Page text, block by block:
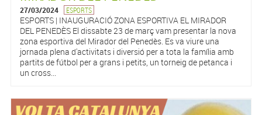
27/03/2024 ESPORTS
ESPORTS | INAUGURACIÓ ZONA ESPORTIVA EL MIRADOR
DEL PENEDÈS El dissabte 23 de març vam presentar la nova
zona esportiva del Mirador del Penedès. Es va viure una
jornada plena d'activitats i diversió per a tota la família amb
partits de fútbol per a grans i petits, un torneig de petanca i
un cross...